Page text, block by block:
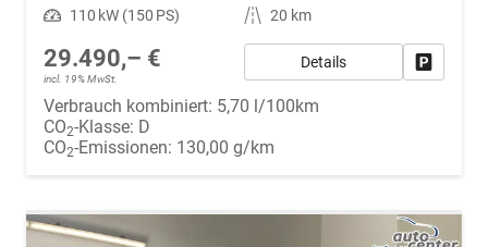
Leistung 110 kW (150 PS) Kilometerstand 20 km
29.490,– €
incl. 19% MwSt.
Details
Verbrauch kombiniert: 5,70 l/100km
CO2-Klasse: D
CO2-Emissionen: 130,00 g/km